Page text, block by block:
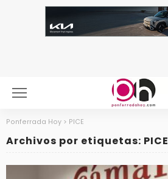
Ponferrada Hoy > PICE
Archivos por etiquetas: PICE